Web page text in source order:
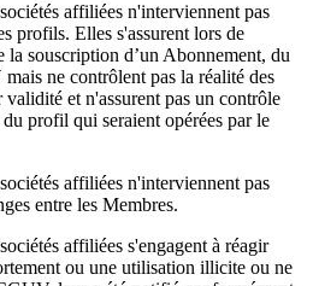
affiliées n'interviennent pas
profils. Elles s'assurent lors de
souscription d’un Abonnement, du
ne contrôlent pas la réalité des
et n'assurent pas un contrôle
profil qui seraient opérées par le
affiliées n'interviennent pas
entre les Membres.
affiliées s'engagent à réagir
ou une utilisation illicite ou ne